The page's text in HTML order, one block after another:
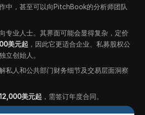
中，甚至可以向PitchBook的分析师团队
专业人士。其界面可能会显得复杂，定价
美元起 ，因此它更适合企业、私募股权公
立创始人。
私人和公共部门财务细节及交易层面洞察
美元起 ，需签订年度合同。